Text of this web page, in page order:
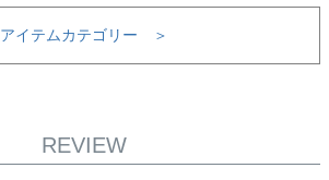
アイテムカテゴリー ＞
REVIEW